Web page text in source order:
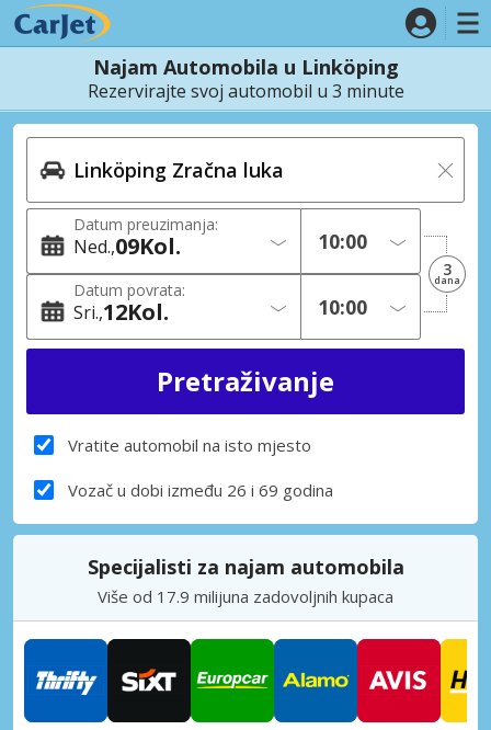
Najam Automobila u Linköping
Rezervirajte svoj automobil u 3 minute
Datum preuzimanja:
Ned. 09Kol.
Datum povrata:
Sri. 12Kol.
3
dana
Vratite automobil na isto mjesto
Vozač u dobi između 26 i 69 godina
Specijalisti za najam automobila
Više od 17.9 milijuna zadovoljnih kupaca